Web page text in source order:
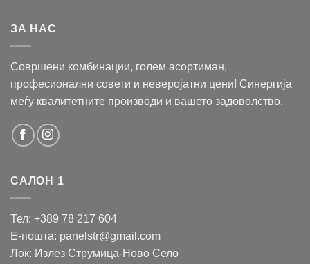
ЗА НАС
Совршени комбинации, голем асортиман,
професионални совети и неверојатни цени! Синергија
меѓу квалитетните производи и вашето задоволство.
САЛОН 1
Тел: +389 78 217 604
Е-пошта: panelstr@gmail.com
Лок: Излез Струмица-Ново Село